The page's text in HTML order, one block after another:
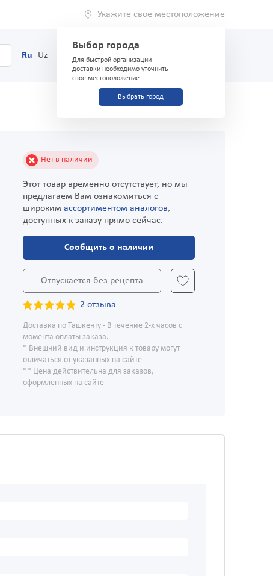
Укажите свое местоположение
Выбор города
Для быстрой организации
доставки необходимо уточнить
свое местоположение
Выбрать город
Ru Uz (71) 200-03-03
Нет в наличии
Этот товар временно отсутствует, но мы
предлагаем Вам ознакомиться с
широким ассортиментом аналогов,
доступных к заказу прямо сейчас.
Сообщить о наличии
Отпускается без рецепта
2 отзыва
Доставка по Ташкенту - В течение 2-х часов с
момента оплаты заказа.
* Внешний вид и инструкция к товару могут
отличаться от указанных на сайте
** Цена действительна для заказов,
оформленных на сайте